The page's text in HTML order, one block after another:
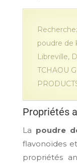
poudre de
Libreville,
TCHAOU
Propriétés
La poudre
flavonoïdes
propriétés